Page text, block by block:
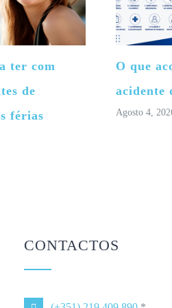
ter com
de
férias
O que
acidente
Agosto 4,
CONTACTOS